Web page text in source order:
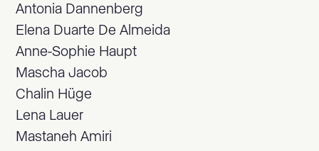
Antonia Dannenberg
Elena Duarte De Almeida
Anne-Sophie Haupt
Mascha Jacob
Chalin Hüge
Lena Lauer
Mastaneh Amiri